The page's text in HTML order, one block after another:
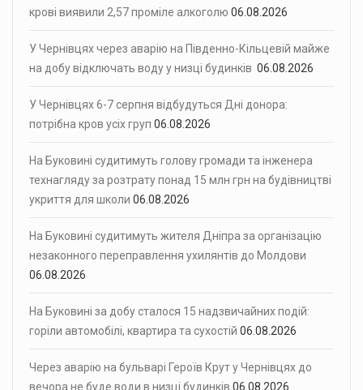
крові виявили 2,57 проміле алкоголю 06.08.2026
У Чернівцях через аварію на Південно-Кільцевій майже
на добу відключать воду у низці будинків 06.08.2026
У Чернівцях 6-7 серпня відбудуться Дні донора:
потрібна кров усіх груп 06.08.2026
На Буковині судитимуть голову громади та інженера
технагляду за розтрату понад 15 млн грн на будівництві
укриття для школи 06.08.2026
На Буковині судитимуть жителя Дніпра за організацію
незаконного переправлення ухилянтів до Молдови
06.08.2026
На Буковині за добу сталося 15 надзвичайних подій:
горіли автомобілі, квартира та сухостій 06.08.2026
Через аварію на бульварі Героїв Крут у Чернівцях до
вечора не буде води в низці будинків 06.08.2026